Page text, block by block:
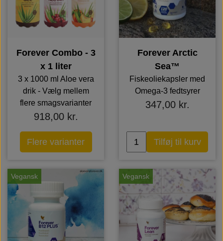
Forever Combo - 3
x 1 liter
3 x 1000 ml Aloe vera
drik - Vælg mellem
flere smagsvarianter
918,00 kr.
Flere varianter
Forever Arctic
Sea™
Fiskeoliekapsler med
Omega-3 fedtsyrer
347,00 kr.
Tilføj til kurv
Vegansk Vegansk